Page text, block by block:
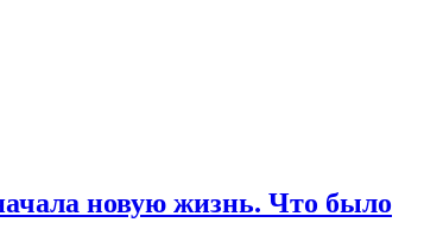
новую жизнь. Что было